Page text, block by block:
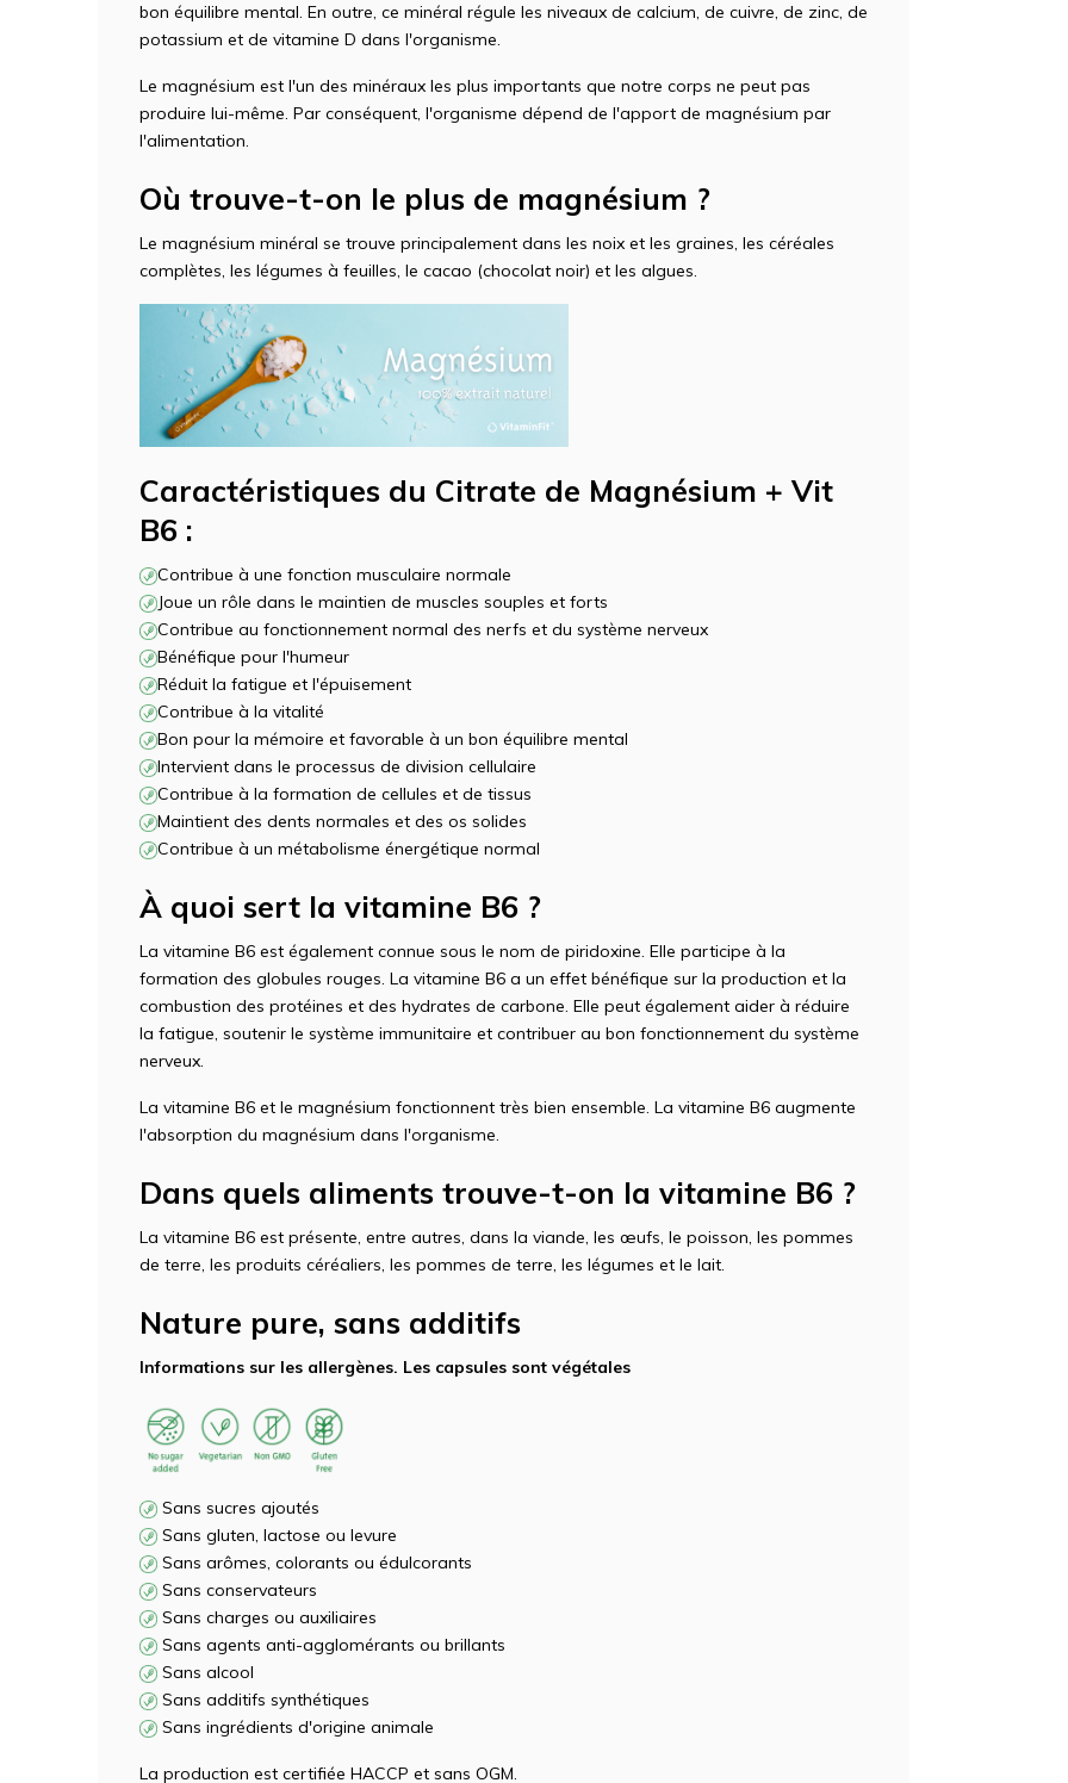
bon équilibre mental. En outre, ce minéral régule les niveaux de calcium, de cuivre, de zinc, de
potassium et de vitamine D dans l'organisme.
Le magnésium est l'un des minéraux les plus importants que notre corps ne peut pas
produire lui-même. Par conséquent, l'organisme dépend de l'apport de magnésium par
l'alimentation.
Où trouve-t-on le plus de magnésium ?
Le magnésium minéral se trouve principalement dans les noix et les graines, les céréales
complètes, les légumes à feuilles, le cacao (chocolat noir) et les algues.
Caractéristiques du Citrate de Magnésium + Vit
B6 :
Contribue à une fonction musculaire normale
Joue un rôle dans le maintien de muscles souples et forts
Contribue au fonctionnement normal des nerfs et du système nerveux
Bénéfique pour l'humeur
Réduit la fatigue et l'épuisement
Contribue à la vitalité
Bon pour la mémoire et favorable à un bon équilibre mental
Intervient dans le processus de division cellulaire
Contribue à la formation de cellules et de tissus
Maintient des dents normales et des os solides
Contribue à un métabolisme énergétique normal
À quoi sert la vitamine B6 ?
La vitamine B6 est également connue sous le nom de piridoxine. Elle participe à la
formation des globules rouges. La vitamine B6 a un effet bénéfique sur la production et la
combustion des protéines et des hydrates de carbone. Elle peut également aider à réduire
la fatigue, soutenir le système immunitaire et contribuer au bon fonctionnement du système
nerveux.
La vitamine B6 et le magnésium fonctionnent très bien ensemble. La vitamine B6 augmente
l'absorption du magnésium dans l'organisme.
Dans quels aliments trouve-t-on la vitamine B6 ?
La vitamine B6 est présente, entre autres, dans la viande, les œufs, le poisson, les pommes
de terre, les produits céréaliers, les pommes de terre, les légumes et le lait.
Nature pure, sans additifs
Informations sur les allergènes. Les capsules sont végétales
Sans sucres ajoutés
Sans gluten, lactose ou levure
Sans arômes, colorants ou édulcorants
Sans conservateurs
Sans charges ou auxiliaires
Sans agents anti-agglomérants ou brillants
Sans alcool
Sans additifs synthétiques
Sans ingrédients d'origine animale
La production est certifiée HACCP et sans OGM.